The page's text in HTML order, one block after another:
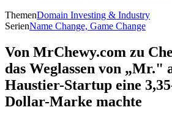
ThemenDomain Investing & Industry
SerienName Change, Game Change
Von MrChewy.com zu
das Weglassen von „Mr."
Haustier-Startup eine
Dollar-Marke machte